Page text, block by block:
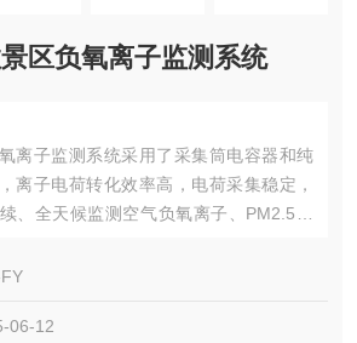
区负氧离子监测系统
离子监测系统采用了采集筒电容器和纯
离子电荷转化效率高，电荷采集稳定，
、全天候监测空气负氧离子、PM2.5、
06-12